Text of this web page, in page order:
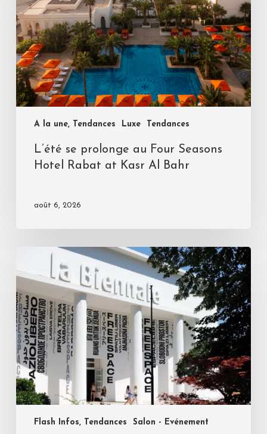
A la une, Tendances Luxe Tendances
L’été se prolonge au Four Seasons
Hotel Rabat at Kasr Al Bahr
août 6, 2026
Flash Infos, Tendances Salon - Evénement